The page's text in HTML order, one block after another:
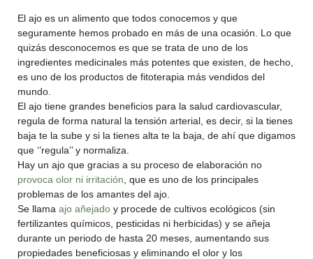
El ajo es un alimento que todos conocemos y que
seguramente hemos probado en más de una ocasión. Lo que
quizás desconocemos es que se trata de uno de los
ingredientes medicinales más potentes que existen, de hecho,
es uno de los productos de fitoterapia más vendidos del
mundo.
El ajo tiene grandes beneficios para la salud cardiovascular,
regula de forma natural la tensión arterial, es decir, si la tienes
baja te la sube y si la tienes alta te la baja, de ahí que digamos
que ‘’regula’’ y normaliza.
Hay un ajo que gracias a su proceso de elaboración no
provoca olor ni irritación , que es uno de los principales
problemas de los amantes del ajo.
Se llama ajo añejado y procede de cultivos ecológicos (sin
fertilizantes químicos, pesticidas ni herbicidas) y se añeja
durante un periodo de hasta 20 meses, aumentando sus
propiedades beneficiosas y eliminando el olor y los